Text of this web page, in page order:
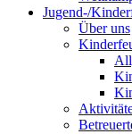
Jugend-/
Über uns